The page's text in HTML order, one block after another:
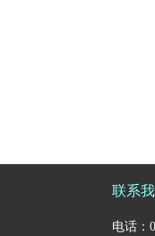
联系
电话：